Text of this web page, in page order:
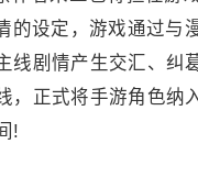
的设定，游戏通过与
线剧情产生交汇、纠
，正式将手游角色纳
!